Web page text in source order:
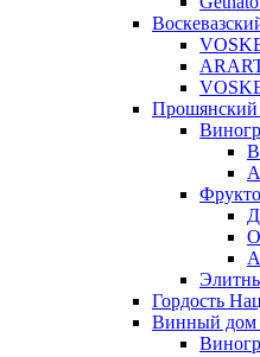
Гордость
Винный дом